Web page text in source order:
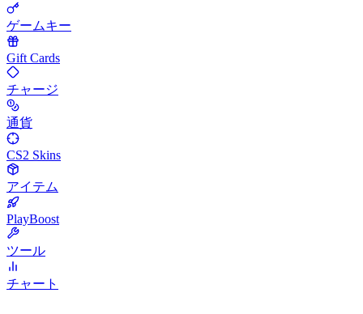
ゲームキー
Gift Cards
チャージ
通貨
CS2 Skins
アイテム
PlayBoost
ツール
チャート